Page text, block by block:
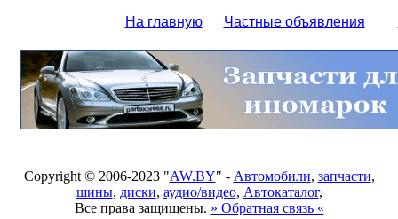
На главную Частные объявления
Copyright © 2006-2023 "AW.BY" - Автомобили, запчасти,
шины, диски, аудио/видео, Автокаталог,
Все права защищены. » Обратная связь «